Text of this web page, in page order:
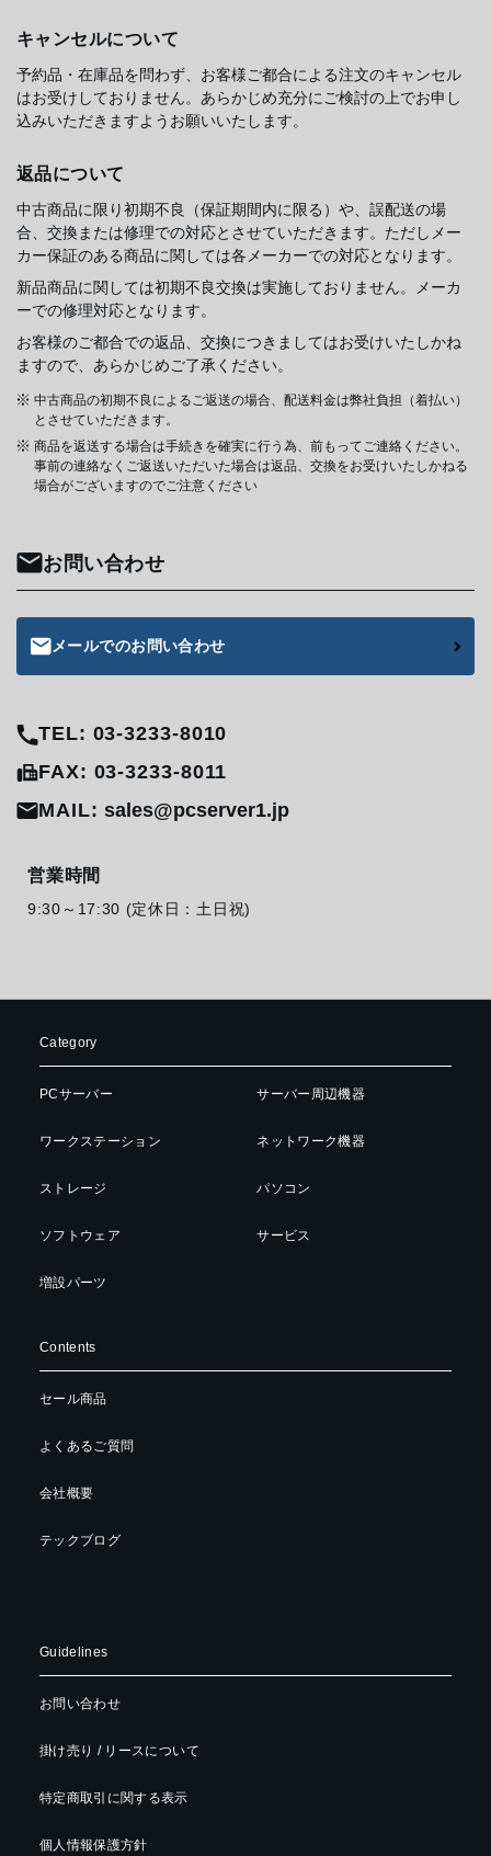
キャンセルについて
予約品・在庫品を問わず、お客様ご都合による注文のキャンセル
はお受けしておりません。あらかじめ充分にご検討の上でお申し
込みいただきますようお願いいたします。
返品について
中古商品に限り初期不良（保証期間内に限る）や、誤配送の場
合、交換または修理での対応とさせていただきます。ただしメー
カー保証のある商品に関しては各メーカーでの対応となります。
新品商品に関しては初期不良交換は実施しておりません。メーカ
ーでの修理対応となります。
お客様のご都合での返品、交換につきましてはお受けいたしかね
ますので、あらかじめご了承ください。
中古商品の初期不良によるご返送の場合、配送料金は弊社負担（着払い）
とさせていただきます。
商品を返送する場合は手続きを確実に行う為、前もってご連絡ください。
事前の連絡なくご返送いただいた場合は返品、交換をお受けいたしかねる
場合がございますのでご注意ください
お問い合わせ
メールでのお問い合わせ
TEL: 03-3233-8010
FAX: 03-3233-8011
MAIL:sales@pcserver1.jp
営業時間
9:30～17:30 (定休日：土日祝)
Category
PCサーバー
ワークステーション
ストレージ
ソフトウェア
増設パーツ
サーバー周辺機器
ネットワーク機器
パソコン
サービス
Contents
セール商品
よくあるご質問
会社概要
テックブログ
Guidelines
お問い合わせ
掛け売り / リースについて
特定商取引に関する表示
個人情報保護方針